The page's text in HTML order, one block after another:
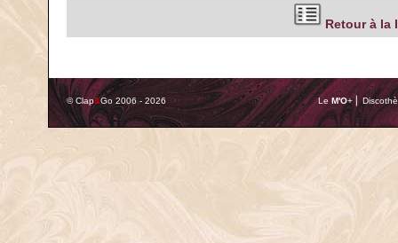
Retour à la
© Clap&Go 2006 - 2026 Le M'O+ ⎢